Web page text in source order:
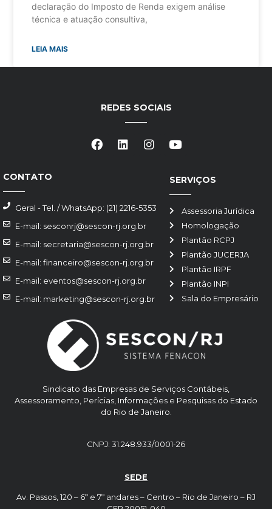
declaração do Imposto de Renda exigem análise
técnica e atuação consultiva,
LEIA MAIS
Sindicato das Empresas de Serviços Contábeis,
Assessoramento, Perícias, Informações e Pesquisas do Estado
do Rio de Janeiro.
CNPJ: 31.248.933/0001-26
SEDE
Av. Passos, 120 – 6º e 7º andares – Centro – Rio de Janeiro – RJ
SERVIÇOS
Assessoria Jurídica
Homologação
Plantão RCPJ
Plantão JUCERJA
Plantão IRPF
Plantão INPI
Sala do Empresário
CONTATO
Geral - Tel. / WhatsApp: (21) 2216-5353
E-mail: sesconrj@sescon-rj.org.br
E-mail: secretaria@sescon-rj.org.br
E-mail: financeiro@sescon-rj.org.br
E-mail: eventos@sescon-rj.org.br
E-mail: marketing@sescon-rj.org.br
REDES SOCIAIS